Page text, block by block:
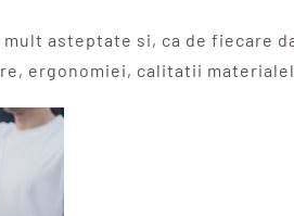
mult asteptate si, ca de fiecare
ergonomiei, calitatii